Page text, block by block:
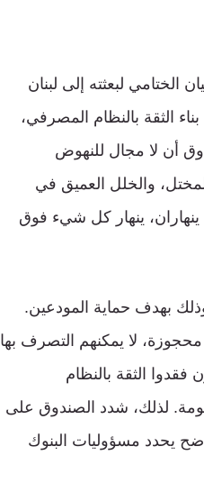
الختامي لبعثته إلى لبنان
بناء الثقة بالنظام المصرفي،
أن لا مجال للنهوض
والخلل العميق في
ينهاران، ينهار كل شيء فوق
بهدف حماية المودعين.
لا يمكنهم التصرف بها
فقدوا الثقة بالنظام
لذلك، شدد الصندوق على
يحدد مسؤوليات البنوك